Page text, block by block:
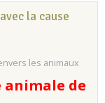
la cause
les animaux
animale de